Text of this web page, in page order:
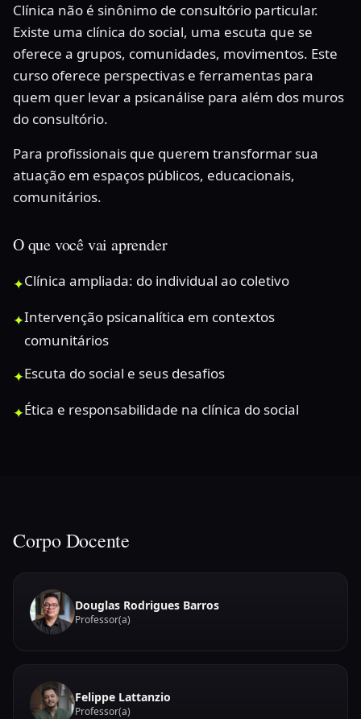
Clínica não é sinônimo de consultório particular.
Existe uma clínica do social, uma escuta que se
oferece a grupos, comunidades, movimentos. Este
curso oferece perspectivas e ferramentas para
quem quer levar a psicanálise para além dos muros
do consultório.
Para profissionais que querem transformar sua
atuação em espaços públicos, educacionais,
comunitários.
O que você vai aprender
✦Clínica ampliada: do individual ao coletivo
✦Intervenção psicanalítica em contextos
comunitários
✦Escuta do social e seus desafios
✦Ética e responsabilidade na clínica do social
Corpo Docente
Douglas Rodrigues Barros
Professor(a)
Felippe Lattanzio
Professor(a)